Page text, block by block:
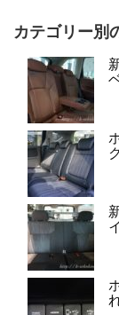
カテゴリー別